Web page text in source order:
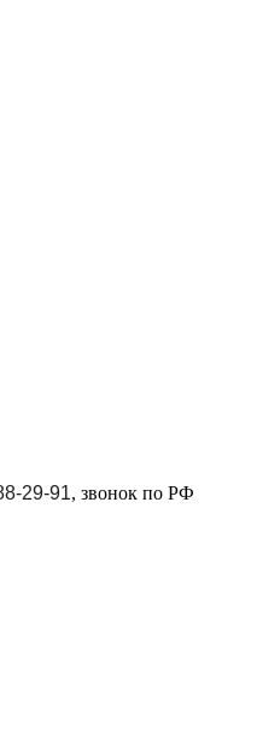
29-91, звонок по РФ